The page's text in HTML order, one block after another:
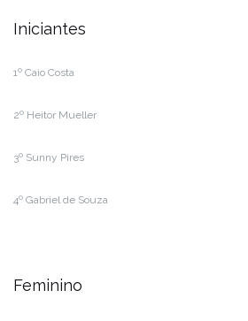
Iniciantes
1º Caio Costa
2º Heitor Mueller
3º Sunny Pires
4º Gabriel de Souza
Feminino